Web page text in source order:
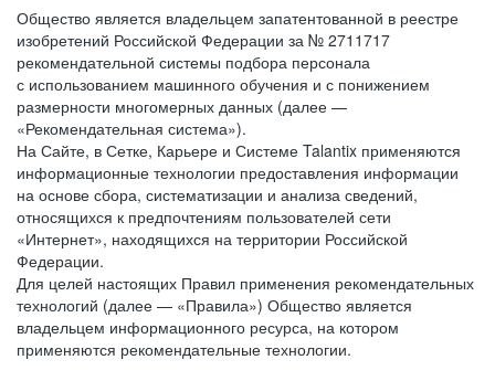
Общество является владельцем запатентованной в реестре
изобретений Российской Федерации за № 2711717
рекомендательной системы подбора персонала
с использованием машинного обучения и с понижением
размерности многомерных данных (далее —
«Рекомендательная система»).
На Сайте, в Сетке, Карьере и Системе Talantix применяются
информационные технологии предоставления информации
на основе сбора, систематизации и анализа сведений,
относящихся к предпочтениям пользователей сети
«Интернет», находящихся на территории Российской
Федерации.
Для целей настоящих Правил применения рекомендательных
технологий (далее — «Правила») Общество является
владельцем информационного ресурса, на котором
применяются рекомендательные технологии.